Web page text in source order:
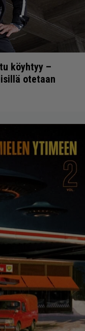
köyhtyy –
otetaan